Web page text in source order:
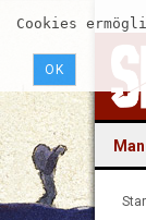
Cookies
OK